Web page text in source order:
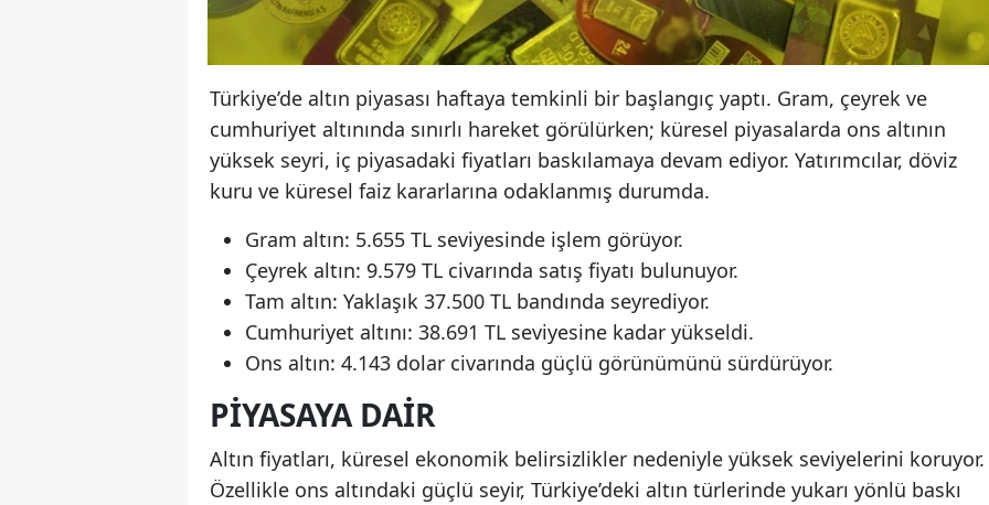
Türkiye’de altın piyasası haftaya temkinli bir başlangıç yaptı. Gram, çeyrek ve
cumhuriyet altınında sınırlı hareket görülürken; küresel piyasalarda ons altının
yüksek seyri, iç piyasadaki fiyatları baskılamaya devam ediyor. Yatırımcılar, döviz
kuru ve küresel faiz kararlarına odaklanmış durumda.
Gram altın: 5.655 TL seviyesinde işlem görüyor.
Çeyrek altın: 9.579 TL civarında satış fiyatı bulunuyor.
Tam altın: Yaklaşık 37.500 TL bandında seyrediyor.
Cumhuriyet altını: 38.691 TL seviyesine kadar yükseldi.
Ons altın: 4.143 dolar civarında güçlü görünümünü sürdürüyor.
PIYASAYA DAIR
Altın fiyatları, küresel ekonomik belirsizlikler nedeniyle yüksek seviyelerini koruyor.
Özellikle ons altındaki güçlü seyir, Türkiye’deki altın türlerinde yukarı yönlü baskı